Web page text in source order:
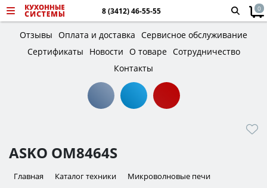
8 (3412) 46-55-55 0
Отзывы Оплата и доставка Сервисное обслуживание
Сертификаты
Новости О товаре Сотрудничество
Контакты
ASKO OM8464S
Главная Каталог техники Микроволновые печи